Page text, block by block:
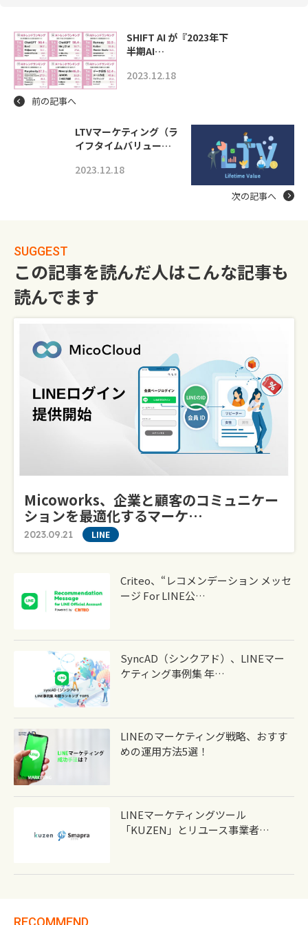
SHIFT AI が『2023年下
半期AI…
2023.12.18
前の記事へ
LTVマーケティング（ラ
イフタイムバリュー…
2023.12.18
次の記事へ
SUGGEST
この記事を読んだ人はこんな記事も
読んでます
Micoworks、企業と顧客のコミュニケー
ションを最適化するマーケ…
2023.09.21 LINE
Criteo、“レコメンデーション メッセ
ージ For LINE公…
SyncAD（シンクアド）、LINEマー
ケティング事例集 年…
LINEのマーケティング戦略、おすす
めの運用方法5選！
LINEマーケティングツール
「KUZEN」とリユース事業者…
RECOMMEND